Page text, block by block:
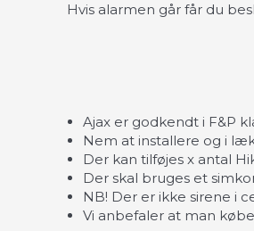
Hvis alarmen går får du
Ajax er godkendt i F&P
Nem at installere og i
Der kan tilføjes x antal
Der skal bruges et
NB! Der er ikke sirene i
Vi anbefaler at man